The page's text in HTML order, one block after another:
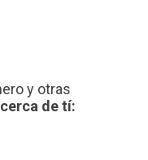
y otras
de tí: